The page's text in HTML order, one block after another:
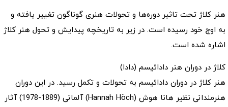
هنر کلاژ تحت تاثیر دوره‌ها و تحولات هنری گوناگون تغییر یافته و
به اوج خود رسیده است. در زیر به تاریخچه پیدایش و تحول هنر کلاژ
اشاره شده است.
کلاژ در دوران هنر دادائیسم (دادا)
هنر کلاژ در دوران دادائیسم به تحولات و تکمل رسید. در این دوران
هنرمندانی نظیر هانا هوش (Hannah Höch) آلمانی (1889-1978) آثار